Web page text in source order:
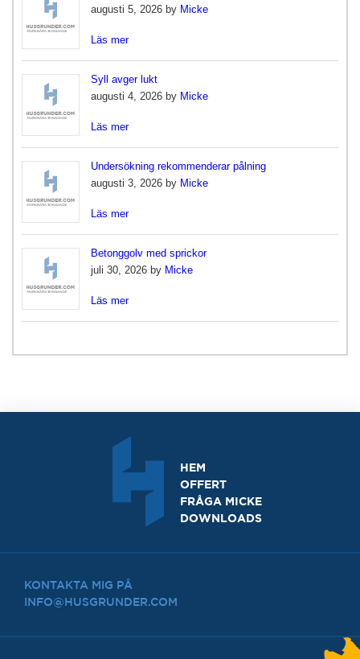
augusti 5, 2026 by Micke
Läs mer
Syll avger lukt
augusti 4, 2026 by Micke
Läs mer
Undersökning rekommenderar pålning
augusti 3, 2026 by Micke
Läs mer
Betonggolv med sprickor
juli 30, 2026 by Micke
Läs mer
HEM
OFFERT
FRÅGA MICKE
DOWNLOADS
KONTAKTA MIG PÅ
INFO@HUSGRUNDER.COM